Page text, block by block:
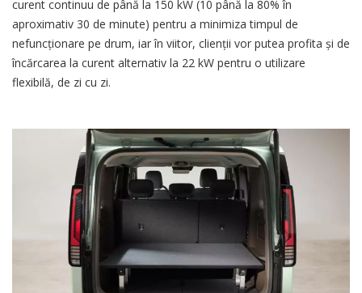
curent continuu de până la 150 kW (10 până la 80% în
aproximativ 30 de minute) pentru a minimiza timpul de
nefuncționare pe drum, iar în viitor, clienții vor putea profita și de
încărcarea la curent alternativ la 22 kW pentru o utilizare
flexibilă, de zi cu zi.